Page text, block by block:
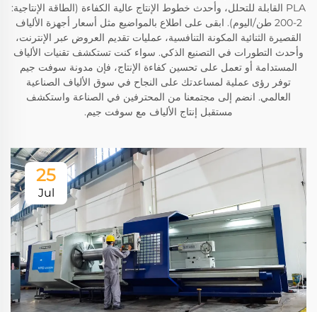
PLA القابلة للتحلل، وأحدث خطوط الإنتاج عالية الكفاءة (الطاقة الإنتاجية:
2-200 طن/اليوم). ابقى على اطلاع بالمواضيع مثل أسعار أجهزة الألياف
القصيرة الثنائية المكونة التنافسية، عمليات تقديم العروض عبر الإنترنت،
وأحدث التطورات في التصنيع الذكي. سواء كنت تستكشف تقنيات الألياف
المستدامة أو تعمل على تحسين كفاءة الإنتاج، فإن مدونة سوفت جيم
توفر رؤى عملية لمساعدتك على النجاح في سوق الألياف الصناعية
العالمي. انضم إلى مجتمعنا من المحترفين في الصناعة واستكشف
مستقبل إنتاج الألياف مع سوفت جيم.
25
Jul